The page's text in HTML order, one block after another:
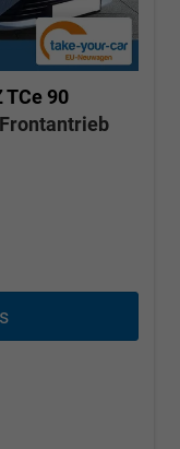
TCe 90